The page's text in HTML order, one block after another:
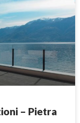
– Pietra